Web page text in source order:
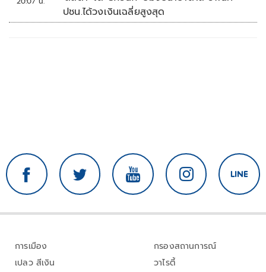
ปชน.ได้วงเงินเฉลี่ยสูงสุด
การเมือง
เปลว สีเงิน
กรองสถานการณ์
วาไรตี้